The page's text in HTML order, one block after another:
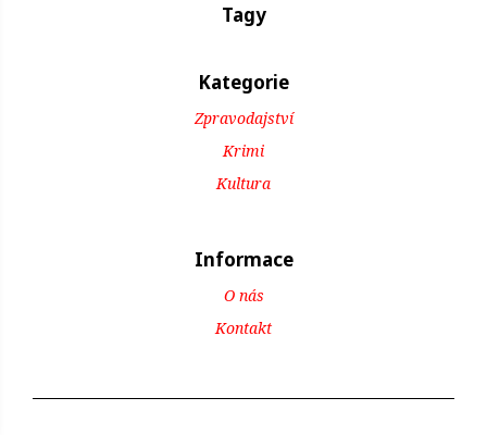
Tagy
Kategorie
Zpravodajství
Krimi
Kultura
Informace
O nás
Kontakt